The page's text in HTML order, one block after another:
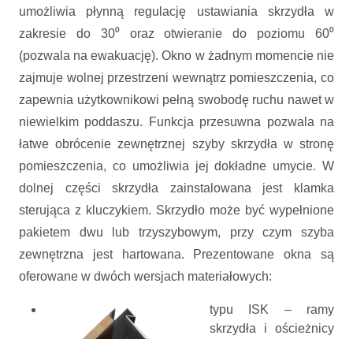
umożliwia płynną regulację ustawiania skrzydła w
zakresie do 30⁰ oraz otwieranie do poziomu 60⁰
(pozwala na ewakuację). Okno w żadnym momencie nie
zajmuje wolnej przestrzeni wewnątrz pomieszczenia, co
zapewnia użytkownikowi pełną swobodę ruchu nawet w
niewielkim poddaszu. Funkcja przesuwna pozwala na
łatwe obrócenie zewnętrznej szyby skrzydła w stronę
pomieszczenia, co umożliwia jej dokładne umycie. W
dolnej części skrzydła zainstalowana jest klamka
sterująca z kluczykiem. Skrzydło może być wypełnione
pakietem dwu lub trzyszybowym, przy czym szyba
zewnętrzna jest hartowana. Prezentowane okna są
oferowane w dwóch wersjach materiałowych:
typu ISK – ramy
skrzydła i ościeżnicy